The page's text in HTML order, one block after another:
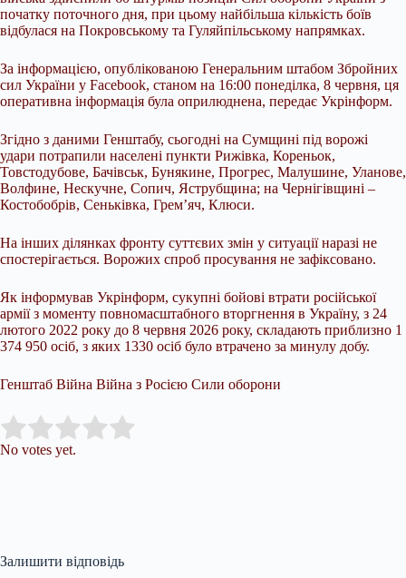
початку поточного дня, при цьому найбільша кількість боїв
відбулася на Покровському та Гуляйпільському напрямках.
За інформацією, опублікованою Генеральним штабом Збройних
сил України у Facebook, станом на 16:00 понеділка, 8 червня, ця
оперативна інформація була оприлюднена, передає Укрінформ.
Згідно з даними Генштабу, сьогодні на Сумщині під ворожі
удари потрапили населені пункти Рижівка, Кореньок,
Товстодубове, Бачівськ, Бунякине, Прогрес, Малушине, Уланове,
Волфине, Нескучне, Сопич, Яструбщина; на Чернігівщині –
Костобобрів, Сеньківка, Грем’яч, Клюси.
На інших ділянках фронту суттєвих змін у ситуації наразі не
спостерігається. Ворожих спроб просування не зафіксовано.
Як інформував Укрінформ, сукупні бойові втрати російської
армії з моменту повномасштабного вторгнення в Україну, з 24
лютого 2022 року до 8 червня 2026 року, складають приблизно 1
374 950 осіб, з яких 1330 осіб було втрачено за минулу добу.
Генштаб Війна Війна з Росією Сили оборони
Rate this item:
No votes yet.
Залишити відповідь